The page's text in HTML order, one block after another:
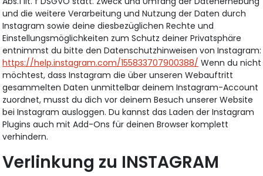
und die weitere Verarbeitung und Nutzung der Daten durch
Instagram sowie deine diesbezüglichen Rechte und
Einstellungsmöglichkeiten zum Schutz deiner Privatsphäre
entnimmst du bitte den Datenschutzhinweisen von Instagram:
https://help.instagram.com/155833707900388/ Wenn du nicht
möchtest, dass Instagram die über unseren Webauftritt
gesammelten Daten unmittelbar deinem Instagram-Account
zuordnet, musst du dich vor deinem Besuch unserer Website
bei Instagram ausloggen. Du kannst das Laden der Instagram
Plugins auch mit Add-Ons für deinen Browser komplett
verhindern.
Verlinkung zu INSTAGRAM